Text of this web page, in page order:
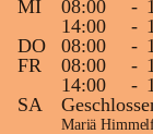
MI
08:00 -
14:00
-
DO
08:00 -
FR
08:00 -
14:00
-
SA
Mariä